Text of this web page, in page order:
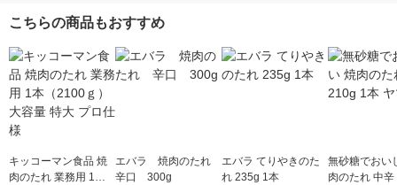
こちらの商品もおすすめ
キッコーマン食品 焼
肉のたれ 業務用 1本
エバラ 焼肉のたれ
辛口 300g
エバラ てりやきのた
れ 235g 1本
無砂糖でおい
肉のたれ 中